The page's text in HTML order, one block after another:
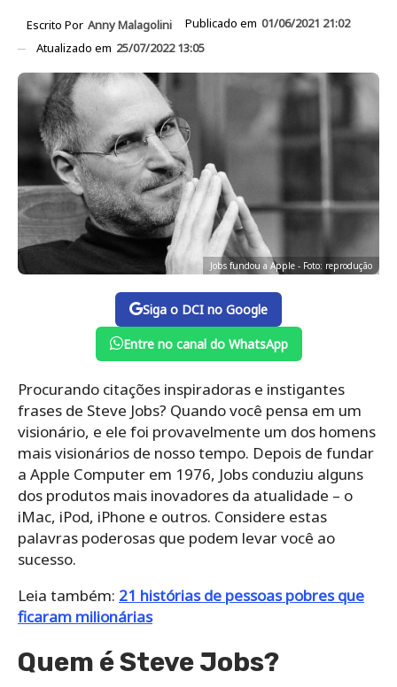
Escrito Por Anny Malagolini Publicado em 01/06/2021 21:02
Atualizado em 25/07/2022 13:05
Jobs fundou a Apple - Foto: reprodução
Siga o DCI no Google
Entre no canal do WhatsApp
Procurando citações inspiradoras e instigantes
frases de Steve Jobs? Quando você pensa em um
visionário, e ele foi provavelmente um dos homens
mais visionários de nosso tempo. Depois de fundar
a Apple Computer em 1976, Jobs conduziu alguns
dos produtos mais inovadores da atualidade – o
iMac, iPod, iPhone e outros. Considere estas
palavras poderosas que podem levar você ao
sucesso.
Leia também: 21 histórias de pessoas pobres que
ficaram milionárias
Quem é Steve Jobs?